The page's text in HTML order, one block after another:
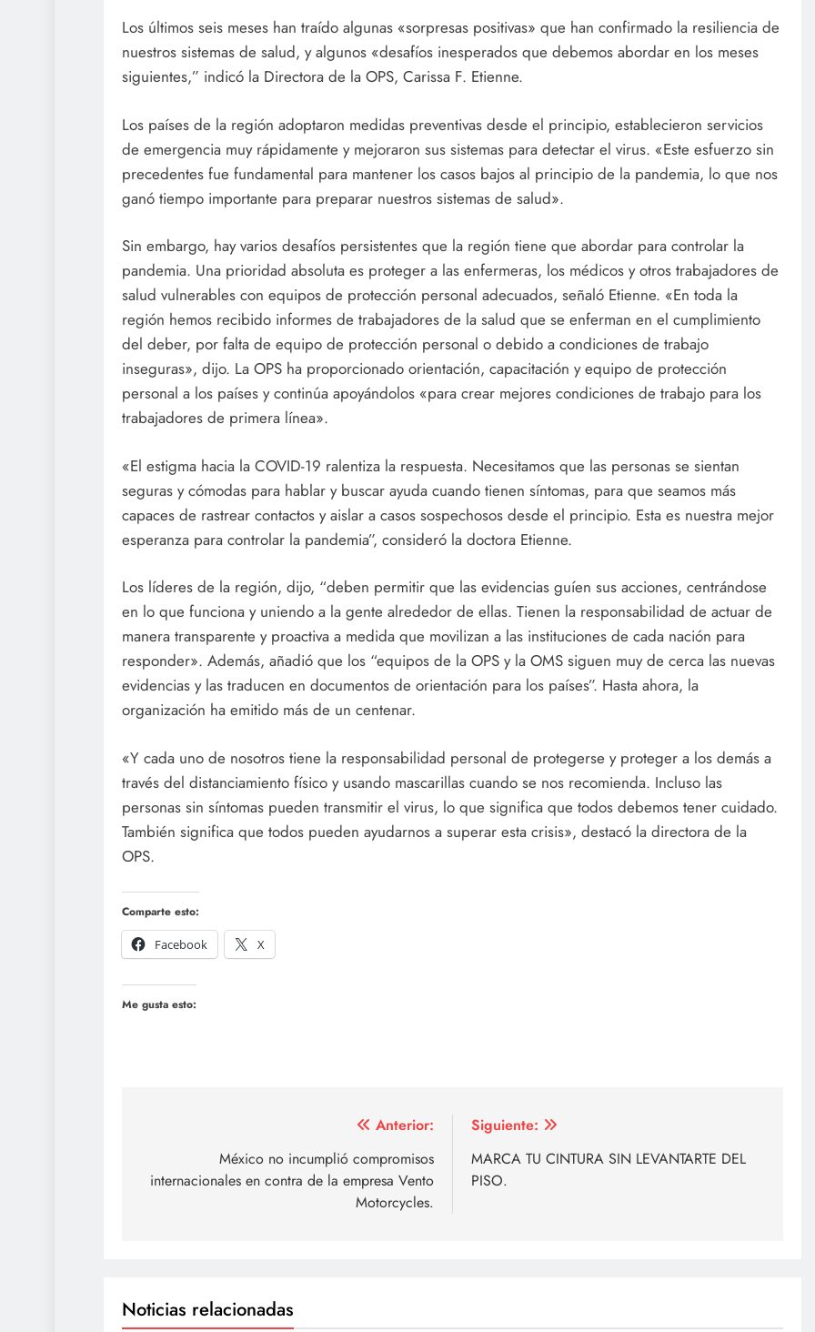
Los últimos seis meses han traído algunas «sorpresas positivas» que han confirmado la resiliencia de
nuestros sistemas de salud, y algunos «desafíos inesperados que debemos abordar en los meses
siguientes,” indicó la Directora de la OPS, Carissa F. Etienne.
Los países de la región adoptaron medidas preventivas desde el principio, establecieron servicios
de emergencia muy rápidamente y mejoraron sus sistemas para detectar el virus. «Este esfuerzo sin
precedentes fue fundamental para mantener los casos bajos al principio de la pandemia, lo que nos
ganó tiempo importante para preparar nuestros sistemas de salud».
Sin embargo, hay varios desafíos persistentes que la región tiene que abordar para controlar la
pandemia. Una prioridad absoluta es proteger a las enfermeras, los médicos y otros trabajadores de
salud vulnerables con equipos de protección personal adecuados, señaló Etienne. «En toda la
región hemos recibido informes de trabajadores de la salud que se enferman en el cumplimiento
del deber, por falta de equipo de protección personal o debido a condiciones de trabajo
inseguras», dijo. La OPS ha proporcionado orientación, capacitación y equipo de protección
personal a los países y continúa apoyándolos «para crear mejores condiciones de trabajo para los
trabajadores de primera línea».
«El estigma hacia la COVID-19 ralentiza la respuesta. Necesitamos que las personas se sientan
seguras y cómodas para hablar y buscar ayuda cuando tienen síntomas, para que seamos más
capaces de rastrear contactos y aislar a casos sospechosos desde el principio. Esta es nuestra mejor
esperanza para controlar la pandemia”, consideró la doctora Etienne.
Los líderes de la región, dijo, “deben permitir que las evidencias guíen sus acciones, centrándose
en lo que funciona y uniendo a la gente alrededor de ellas. Tienen la responsabilidad de actuar de
manera transparente y proactiva a medida que movilizan a las instituciones de cada nación para
responder». Además, añadió que los “equipos de la OPS y la OMS siguen muy de cerca las nuevas
evidencias y las traducen en documentos de orientación para los países”. Hasta ahora, la
organización ha emitido más de un centenar.
«Y cada uno de nosotros tiene la responsabilidad personal de protegerse y proteger a los demás a
través del distanciamiento físico y usando mascarillas cuando se nos recomienda. Incluso las
personas sin síntomas pueden transmitir el virus, lo que significa que todos debemos tener cuidado.
También significa que todos pueden ayudarnos a superar esta crisis», destacó la directora de la
OPS.
Comparte esto:
Facebook
X
Me gusta esto:
entradas
Anterior:
México no incumplió compromisos
internacionales en contra de la empresa Vento
Motorcycles.
Siguiente:
MARCA TU CINTURA SIN LEVANTARTE DEL
PISO.
Noticias relacionadas